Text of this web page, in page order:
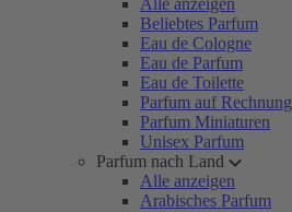
Alle anzeigen
Beliebtes Parfum
Eau de Cologne
Eau de Parfum
Eau de Toilette
Parfum auf Rechnung
Parfum Miniaturen
Unisex Parfum
Parfum nach Land
Alle anzeigen
Arabisches Parfum